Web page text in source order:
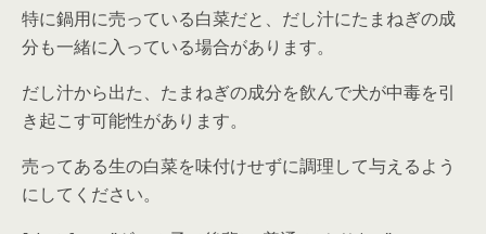
特に鍋用に売っている白菜だと、だし汁にたまねぎの成
分も一緒に入っている場合があります。
だし汁から出た、たまねぎの成分を飲んで犬が中毒を引
き起こす可能性があります。
売ってある生の白菜を味付けせずに調理して与えるよう
にしてください。